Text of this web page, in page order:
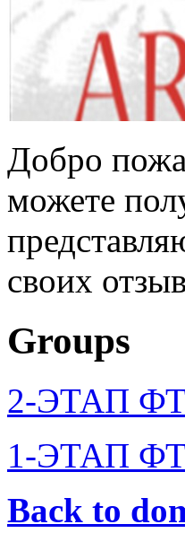
Добро
можете
своих
Groups
2-ЭТАП ФТ
1-ЭТАП ФТ
Back to